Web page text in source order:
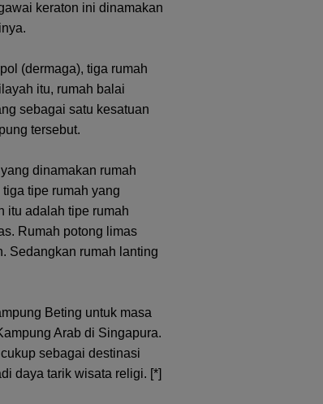
keraton ini dinamakan
(dermaga), tiga rumah
itu, rumah balai
sebagai satu kesatuan
tersebut.
dinamakan rumah
tipe rumah yang
itu adalah tipe rumah
Rumah potong limas
Sedangkan rumah lanting
Beting untuk masa
Arab di Singapura.
sebagai destinasi
daya tarik wisata religi. [*]